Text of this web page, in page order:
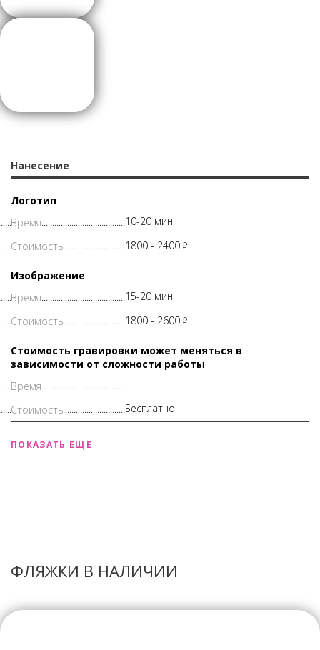
Нанесение
Логотип
10-20 мин
1800 - 2400 Р
Изображение
15-20 мин
1800 - 2600 Р
Стоимость гравировки может меняться в
зависимости от сложности работы
Бесплатно
ПОКАЗАТЬ ЕЩЕ
ФЛЯЖКИ В НАЛИЧИИ